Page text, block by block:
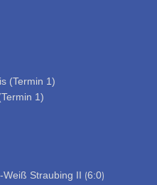
1)